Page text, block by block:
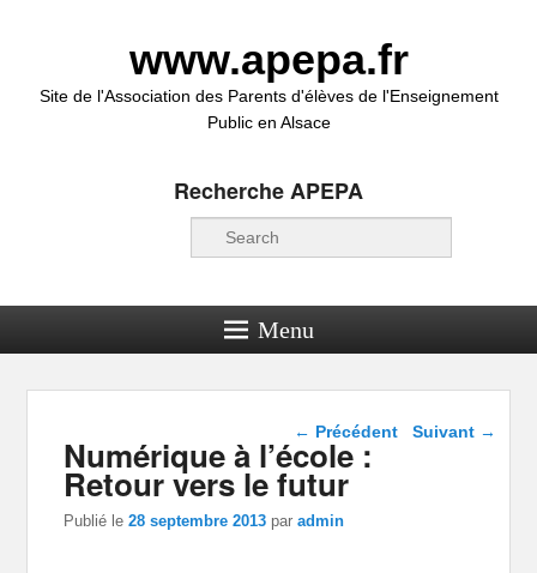
www.apepa.fr
Site de l'Association des Parents d'élèves de l'Enseignement
Public en Alsace
Recherche APEPA
Recherche
Menu
Navigation dans les
← Précédent Suivant →
Numérique à l’école :
Retour vers le futur
Publié le28 septembre 2013 paradmin